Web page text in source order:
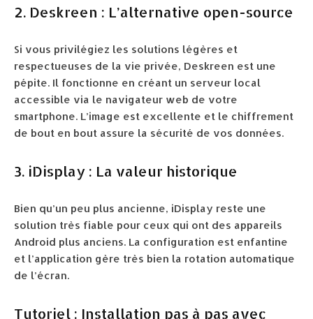
2. Deskreen : L’alternative open-source
Si vous privilégiez les solutions légères et
respectueuses de la vie privée, Deskreen est une
pépite. Il fonctionne en créant un serveur local
accessible via le navigateur web de votre
smartphone. L’image est excellente et le chiffrement
de bout en bout assure la sécurité de vos données.
3. iDisplay : La valeur historique
Bien qu’un peu plus ancienne, iDisplay reste une
solution très fiable pour ceux qui ont des appareils
Android plus anciens. La configuration est enfantine
et l’application gère très bien la rotation automatique
de l’écran.
Tutoriel : Installation pas à pas avec